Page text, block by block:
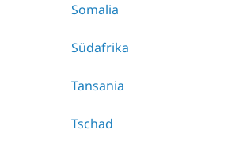
Somalia
Südafrika
Tansania
Tschad